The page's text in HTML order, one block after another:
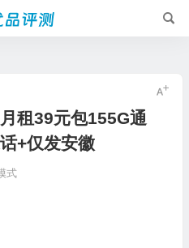
租39元包155G通
+仅发安徽
式